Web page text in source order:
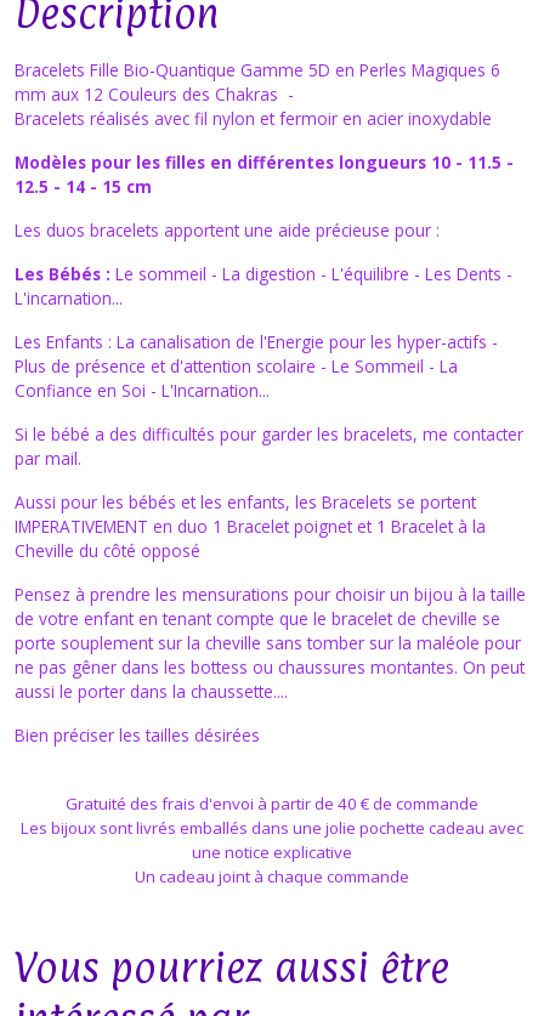
Description
Bracelets Fille Bio-Quantique Gamme 5D en Perles Magiques 6
mm aux 12 Couleurs des Chakras -
Bracelets réalisés avec fil nylon et fermoir en acier inoxydable
Modèles pour les filles en différentes longueurs 10 - 11.5 -
12.5 - 14 - 15 cm
Les duos bracelets apportent une aide précieuse pour :
Les Bébés : Le sommeil - La digestion - L'équilibre - Les Dents -
L'incarnation...
Les Enfants : La canalisation de l'Energie pour les hyper-actifs -
Plus de présence et d'attention scolaire - Le Sommeil - La
Confiance en Soi - L'Incarnation...
Si le bébé a des difficultés pour garder les bracelets, me contacter
par mail.
Aussi pour les bébés et les enfants, les Bracelets se portent
IMPERATIVEMENT en duo 1 Bracelet poignet et 1 Bracelet à la
Cheville du côté opposé
Pensez à prendre les mensurations pour choisir un bijou à la taille
de votre enfant en tenant compte que le bracelet de cheville se
porte souplement sur la cheville sans tomber sur la maléole pour
ne pas gêner dans les bottess ou chaussures montantes. On peut
aussi le porter dans la chaussette....
Bien préciser les tailles désirées
Gratuité des frais d'envoi à partir de 40 € de commande
Les bijoux sont livrés emballés dans une jolie pochette cadeau avec
une notice explicative
Un cadeau joint à chaque commande
Vous pourriez aussi être